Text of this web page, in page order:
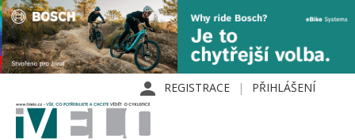
REGISTRACE PŘIHLÁŠENÍ